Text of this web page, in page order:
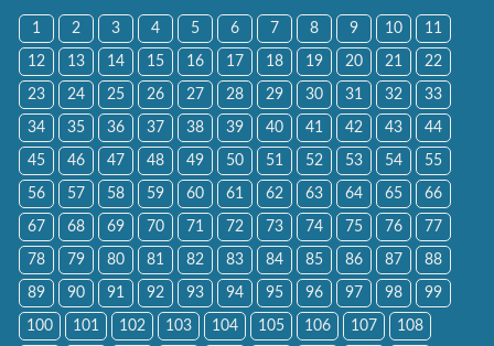
1 2 3 4 5 6 7 8 9 10 11
12 13 14 15 16 17 18 19 20 21 22
23 24 25 26 27 28 29 30 31 32 33
34 35 36 37 38 39 40 41 42 43 44
45 46 47 48 49 50 51 52 53 54 55
56 57 58 59 60 61 62 63 64 65 66
67 68 69 70 71 72 73 74 75 76 77
78 79 80 81 82 83 84 85 86 87 88
89 90 91 92 93 94 95 96 97 98 99
100 101 102 103 104 105 106 107 108